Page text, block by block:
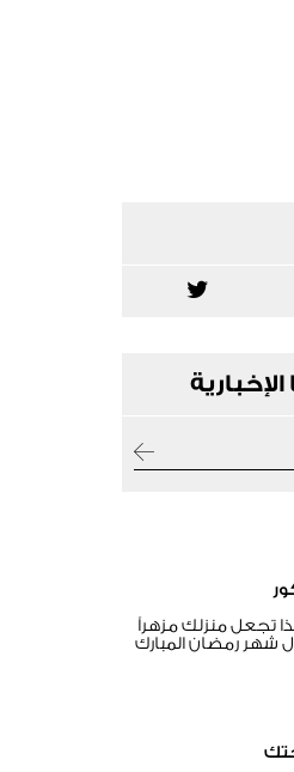
تجعل منزلك مزهراً
شهر رمضان المبارك